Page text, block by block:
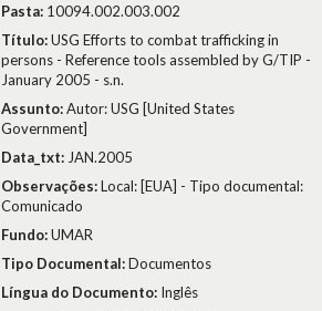
Pasta: 10094.002.003.002
Título:USG Efforts to combat trafficking in
persons - Reference tools assembled by G/TIP -
January 2005 - s.n.
Assunto:Autor: USG [United States
Government]
Data_txt: JAN.2005
Observações:Local: [EUA] - Tipo documental:
Comunicado
Fundo:UMAR
Tipo Documental:Documentos
Língua do Documento: Inglês